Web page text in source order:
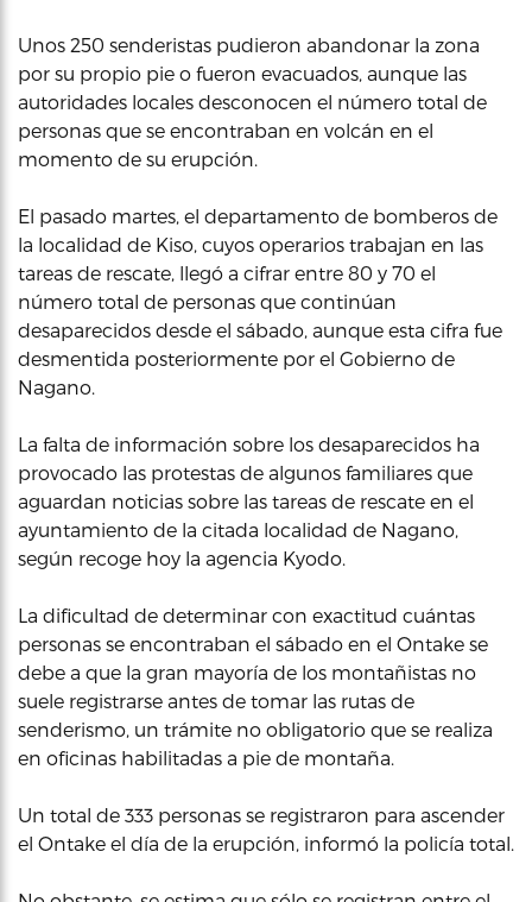
Unos 250 senderistas pudieron abandonar la zona
por su propio pie o fueron evacuados, aunque las
autoridades locales desconocen el número total de
personas que se encontraban en volcán en el
momento de su erupción.
El pasado martes, el departamento de bomberos de
la localidad de Kiso, cuyos operarios trabajan en las
tareas de rescate, llegó a cifrar entre 80 y 70 el
número total de personas que continúan
desaparecidos desde el sábado, aunque esta cifra fue
desmentida posteriormente por el Gobierno de
Nagano.
La falta de información sobre los desaparecidos ha
provocado las protestas de algunos familiares que
aguardan noticias sobre las tareas de rescate en el
ayuntamiento de la citada localidad de Nagano,
según recoge hoy la agencia Kyodo.
La dificultad de determinar con exactitud cuántas
personas se encontraban el sábado en el Ontake se
debe a que la gran mayoría de los montañistas no
suele registrarse antes de tomar las rutas de
senderismo, un trámite no obligatorio que se realiza
en oficinas habilitadas a pie de montaña.
Un total de 333 personas se registraron para ascender
el Ontake el día de la erupción, informó la policía total.